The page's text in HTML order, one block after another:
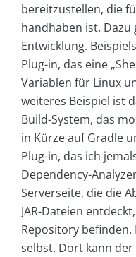
bereitzustellen, die
handhaben ist.
Entwicklung.
Plug-in, das eine
Variablen für Linux
weiteres Beispiel ist
Build-System, das
in Kürze auf Gradle
Plug-in, das ich
Dependency-
Serverseite, die die
JAR-Dateien
Repository befinden.
selbst. Dort kann